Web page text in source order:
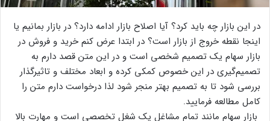
در این بازار چه باید کرد؟ آیا اصلاح بازار ادامه دارد؟ در بازار بمانیم یا
اینجا نقطه خروج از بازار است؟ در ابتدا عرض کنم خرید و فروش در
بازار سهام یک تصمیم شخصی است و در این متن قصد دارم به
تصمیم‌گیری در این خصوص کمکی کرده و ابعاد مختلف و تاثیرگذار
بررسی شود تا به تصمیم بهتر منجر شود لذا درخواست دارم متن را
کامل مطالعه فرمایید.
بازار سهام مانند تمام مشاغل یک شغل تخصصی است و مهارت بالا